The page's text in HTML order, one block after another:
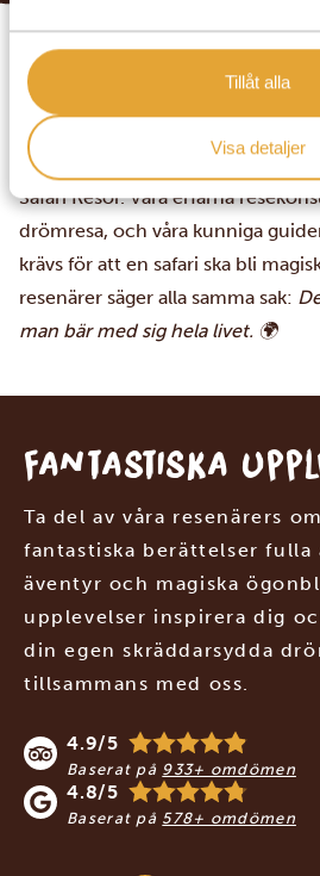
Tillåt alla
Visa detaljer
Låt dig
Följ med på ett oförglömligt
Safari Resor. Våra erfarna
drömresa, och våra kunniga
krävs för att en safari ska bli
resenärer säger alla samma sak:
man bär med sig hela livet. 🌍
Fantastiska
Ta del av våra resenärers
fantastiska berättelser fulla
äventyr och magiska
upplevelser inspirera dig
din egen skräddarsydda
tillsammans med oss.
4.9/5
Baserat på 933+ omdömen
4.8/5
Baserat på 578+ omdömen